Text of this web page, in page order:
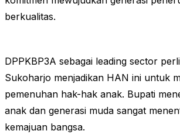
berkualitas.
DPPKBP3A sebagai leading sector
Sukoharjo menjadikan HAN ini untuk
pemenuhan hak-hak anak. Bupati
anak dan generasi muda sangat
kemajuan bangsa.